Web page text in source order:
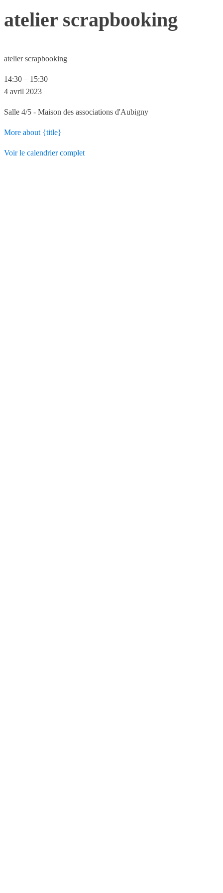
atelier scrapbooking
atelier scrapbooking
14:30 – 15:30
4 avril 2023
Salle 4/5 - Maison des associations d'Aubigny
More about {title}
Voir le calendrier complet